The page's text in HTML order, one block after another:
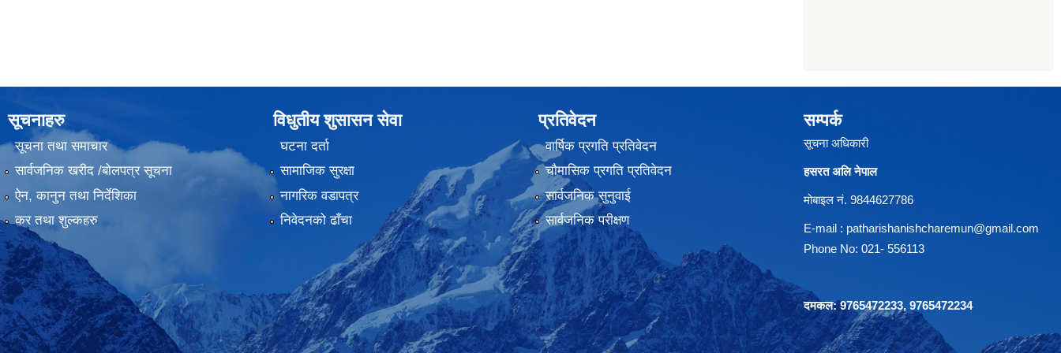
सूचनाहरु
सूचना तथा समाचार
सार्वजनिक खरीद /बोलपत्र सूचना
ऐन, कानुन तथा निर्देशिका
कर तथा शुल्कहरु
विधुतीय शुसासन सेवा
घटना दर्ता
सामाजिक सुरक्षा
नागरिक वडापत्र
निवेदनको ढाँचा
प्रतिवेदन
वार्षिक प्रगति प्रतिवेदन
चौमासिक प्रगति प्रतिवेदन
सार्वजनिक सुनुवाई
सार्वजनिक परीक्षण
सम्पर्क
सूचना अधिकारी
हसरत अलि नेपाल
मोबाइल नं. 9844627786
E-mail : patharishanishcharemun@gmail.com
Phone No: 021- 556113
दमकल: 9765472233, 9765472234